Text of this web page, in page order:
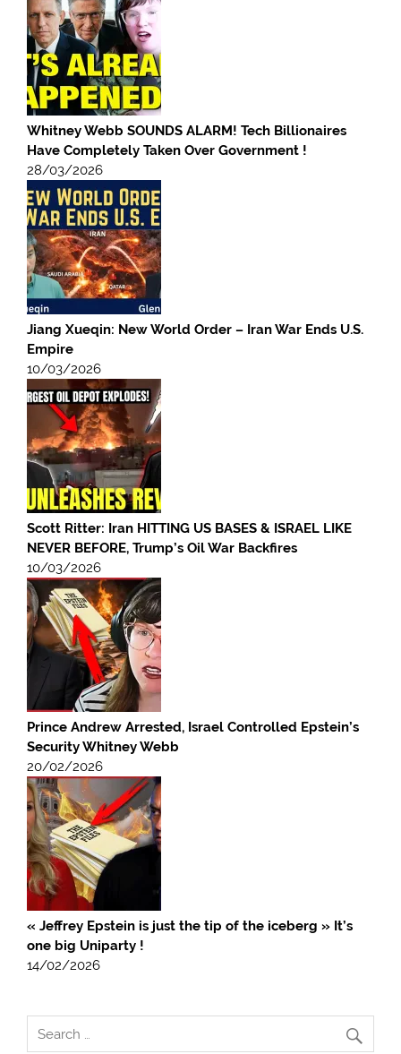
Whitney Webb SOUNDS ALARM! Tech Billionaires
Have Completely Taken Over Government !
28/03/2026
Jiang Xueqin: New World Order – Iran War Ends U.S.
Empire
10/03/2026
Scott Ritter: Iran HITTING US BASES & ISRAEL LIKE
NEVER BEFORE, Trump’s Oil War Backfires
10/03/2026
Prince Andrew Arrested, Israel Controlled Epstein’s
Security Whitney Webb
20/02/2026
« Jeffrey Epstein is just the tip of the iceberg » It’s
one big Uniparty !
14/02/2026